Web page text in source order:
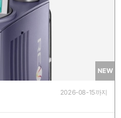
NEW
2026-08-15까지